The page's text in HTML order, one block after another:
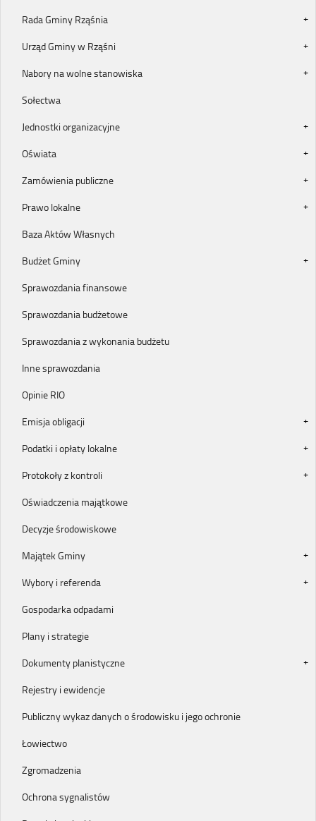
Rada Gminy Rząśnia
Urząd Gminy w Rząśni
Nabory na wolne stanowiska
Sołectwa
Jednostki organizacyjne
Oświata
Zamówienia publiczne
Prawo lokalne
Baza Aktów Własnych
Budżet Gminy
Sprawozdania finansowe
Sprawozdania budżetowe
Sprawozdania z wykonania budżetu
Inne sprawozdania
Opinie RIO
Emisja obligacji
Podatki i opłaty lokalne
Protokoły z kontroli
Oświadczenia majątkowe
Decyzje środowiskowe
Majątek Gminy
Wybory i referenda
Gospodarka odpadami
Plany i strategie
Dokumenty planistyczne
Rejestry i ewidencje
Publiczny wykaz danych o środowisku i jego ochronie
Łowiectwo
Zgromadzenia
Ochrona sygnalistów